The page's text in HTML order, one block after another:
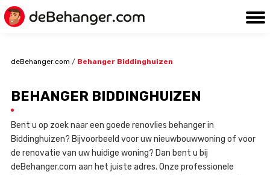
deBehanger.com / Behanger Biddinghuizen
BEHANGER BIDDINGHUIZEN
Bent u op zoek naar een goede renovlies behanger in
Biddinghuizen? Bijvoorbeeld voor uw nieuwbouwwoning of voor
de renovatie van uw huidige woning? Dan bent u bij
deBehanger.com aan het juiste adres. Onze professionele